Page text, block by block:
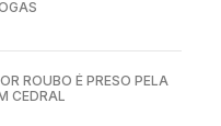
ROUBO É PRESO PELA
CEDRAL